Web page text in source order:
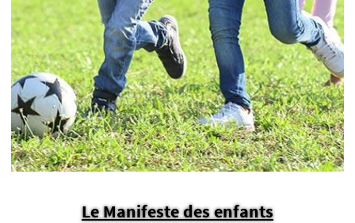
Le Manifeste des enfants